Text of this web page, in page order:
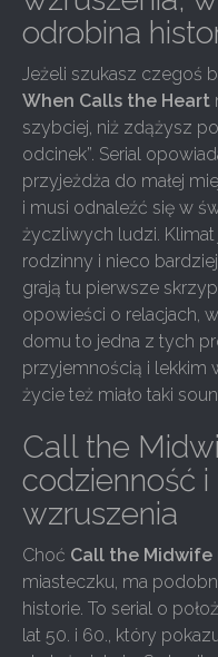
odrobina
Jeżeli szukasz czegoś
When Calls the Heart
szybciej, niż zdążysz
odcinek”. Serial
przyjeżdża do małej
i musi odnaleźć się w
życzliwych ludzi.
rodzinny i nieco
grają tu pierwsze
opowieści o relacjach,
domu to jedna z tych
przyjemnością i lekkim
życie też miało taki
Call the
codzienność
wzruszenia
Choć Call the Midwife
miasteczku, ma
historie. To serial o
lat 50. i 60., który